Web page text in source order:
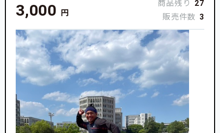
3,000 円
商品残り
27
販売件数 3